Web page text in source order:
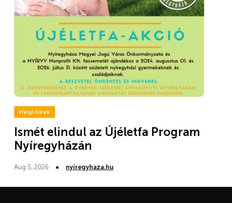
Helyi hírek
Ismét elindul az Újéletfa Program
Nyíregyházán
Aug 5, 2026 nyiregyhaza.hu